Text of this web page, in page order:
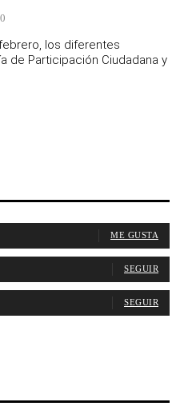
los diferentes
de Participación Ciudadana y
ME GUSTA
SEGUIR
SEGUIR